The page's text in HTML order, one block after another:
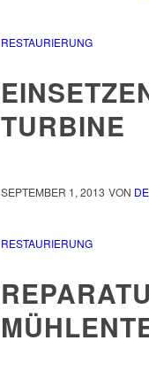
RESTAURIERUNG
TURBINE
SEPTEMBER 1, 2013 VON
RESTAURIERUNG